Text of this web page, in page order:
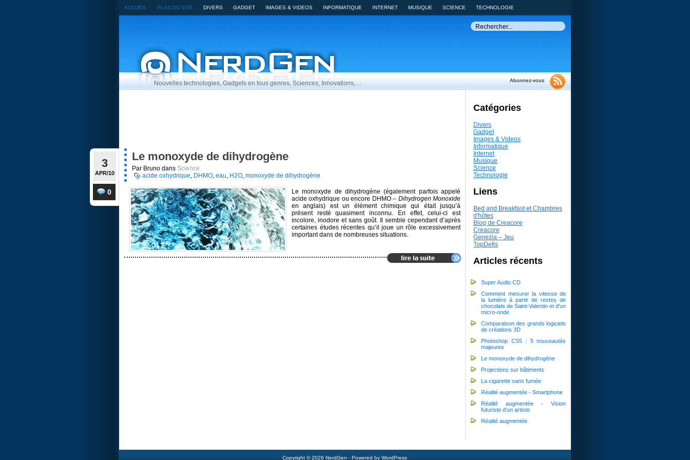
ACCUEIL PLAN DU SITE DIVERS GADGET IMAGES & VIDEOS INFORMATIQUE INTERNET MUSIQUE SCIENCE TECHNOLOGIE
Nouvelles technologies, Gadgets en tous genres, Sciences, Innovations,… Abonnez-vous
Catégories
Divers
Gadget
Images & Videos
Informatique
Internet
Musique
Science
Technologie
Liens
Bed and Breakfast et Chambres
d'hôtes
Blog de Creacore
Creacore
Genezia – Jeu
TopDefis
Articles récents
Super Audio CD
Comment mesurer la vitesse de
la lumière à partir de restes de
chocolats de Saint-Valentin et d'un
micro-onde
Comparaison des grands logiciels
de créations 3D
Photoshop CS5 : 5 nouveautés
majeures
Le monoxyde de dihydrogène
Projections sur bâtiments
La cigarette sans fumée
Réalité augmentée - Smartphone
Réalité augmentée - Vision
futuriste d'un artiste
Réalité augmentée
Le monoxyde de dihydrogène
3
APR/10
0
Par Bruno dans Science
acide oxhydrique, DHMO, eau, H2O, monoxyde de dihydrogène
Le monoxyde de dihydrogène (également parfois appelé
acide oxhydrique ou encore DHMO – Dihydrogen Monoxide
en anglais) est un élément chimique qui était jusqu’à
présent resté quasiment inconnu. En effet, celui-ci est
incolore, inodore et sans goût. Il semble cependant d’après
certaines études récentes qu’il joue un rôle excessivement
important dans de nombreuses situations.
Copyright © 2026 NerdGen - Powered by WordPress